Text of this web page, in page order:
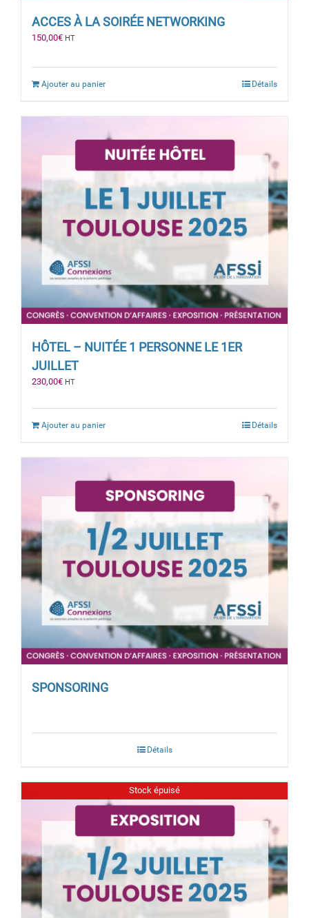
ACCES À LA SOIRÉE NETWORKING
150,00€ HT
Ajouter au panier Détails
HÔTEL – NUITÉE 1 PERSONNE LE 1ER
JUILLET
230,00€ HT
Ajouter au panier Détails
SPONSORING
Détails
Stock épuisé